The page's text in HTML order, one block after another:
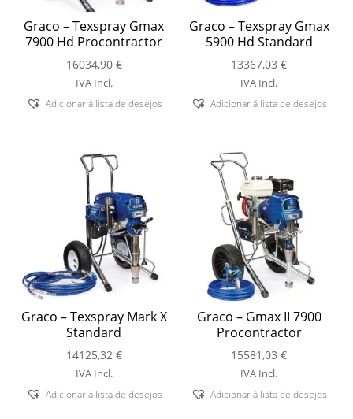
Graco – Texspray Gmax
7900 Hd Procontractor
16034,90 €
IVA Incl.
Adicionar á lista de desejos
Graco – Texspray Gmax
5900 Hd Standard
13367,03€
IVA Incl.
Adicionar á lista de desejos
Graco – Texspray Mark X
Standard
14125,32 €
IVA Incl.
Adicionar á lista de desejos
Graco – Gmax II 7900
Procontractor
15581,03€
IVA Incl.
Adicionar á lista de desejos